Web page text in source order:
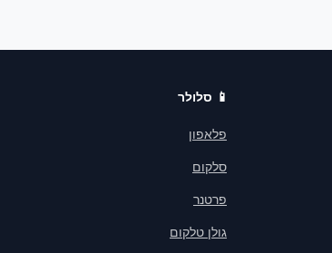
📱 סלולר
פלאפון
סלקום
פרטנר
גולן טלקום